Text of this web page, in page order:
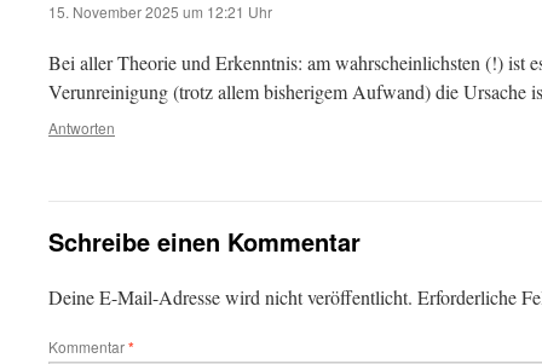
15. November 2025 um 12:21 Uhr
Bei aller Theorie und Erkenntnis: am wahrscheinlichsten (!) ist
Verunreinigung (trotz allem bisherigem Aufwand) die Ursache
Antworten
Schreibe einen Kommentar
Deine E-Mail-Adresse wird nicht veröffentlicht. Erforderliche
Kommentar*